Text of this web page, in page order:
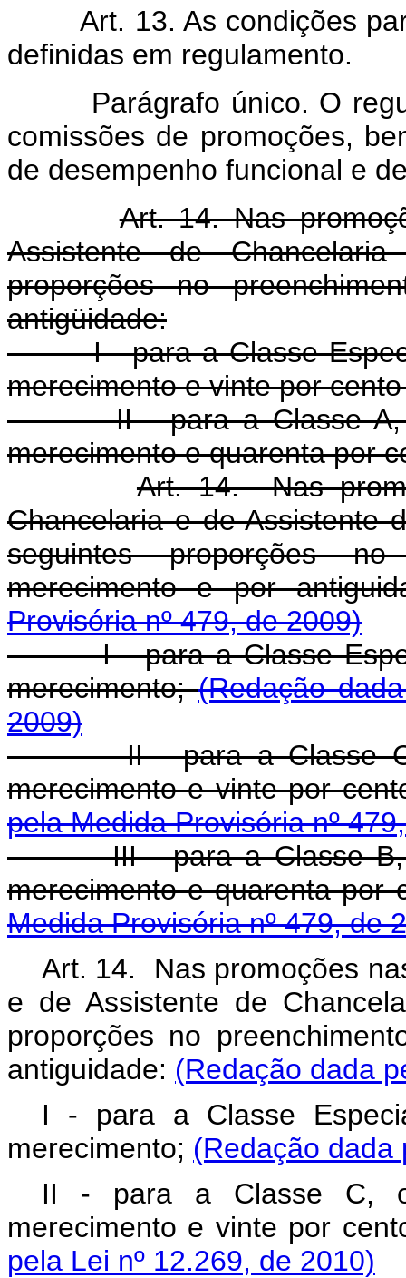
Art. 13. As condições
definidas em regulamento.
Parágrafo único. O
comissões de promoções,
de desempenho funcional e
Art. 14. Nas
Assistente de
proporções no
antigüidade:
I - para a Classe
merecimento e vinte por
II - para a Classe A,
merecimento e quarenta por
Art. 14. Nas
Chancelaria e de Assistente
seguintes proporções
merecimento e por
Provisória nº 479, de 2009)
I - para a Classe
merecimento;(Redação
2009)
II - para a Classe C,
merecimento e vinte por
pela Medida Provisória nº
III - para a Classe B,
merecimento e quarenta por
Medida Provisória nº 479, de
Art. 14. Nas promoções
e de Assistente de
proporções no
antiguidade: (Redação dada
I - para a Classe
merecimento; (Redação dada
II - para a Classe C,
merecimento e vinte por
pela Lei nº 12.269, de 2010)